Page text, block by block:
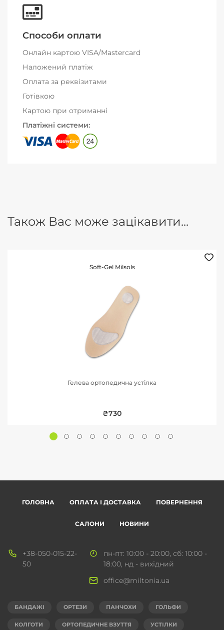
Способи оплати
Онлайн картою VISA/Mastercard
Наложений платіж
Оплата за реквізитами
Готівкою
Картою при отриманні
Платіжні системи:
Також Вас може зацікавити...
Soft-Gel Milsols
Гелева ортопедична устілка
₴730
пн-пт: 10:00 - 20:00, сб: 10:00 -
18:00, нд - вихідний
+38-050-015-22-
50
office@miltonia.ua
БАНДАЖІ ОРТЕЗИ ПАНЧОХИ ГОЛЬФИ
КОЛГОТИ ОРТОПЕДИЧНЕ ВЗУТТЯ УСТІЛКИ
ГОЛОВНА ОПЛАТА І ДОСТАВКА ПОВЕРНЕННЯ
САЛОНИ НОВИНИ